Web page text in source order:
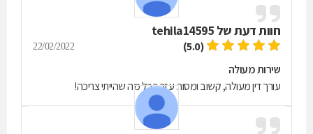
חוות דעת של tehila14595
(5.0)
22/02/2022
שירות מעולה
עורך דין מעולה, קשוב ומסור. עזר בכל מה שהייתי צריכה!